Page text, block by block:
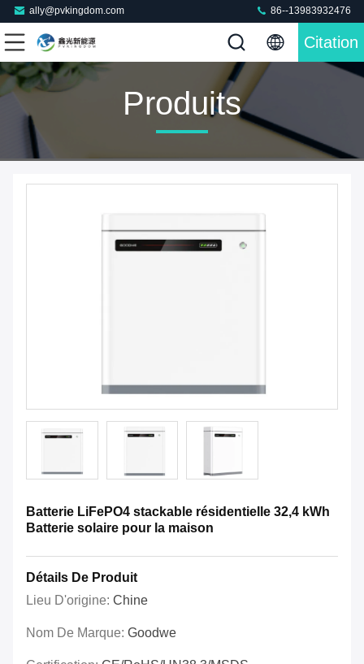
ally@pvkingdom.com 86--13983932476
Citation
Produits
Batterie LiFePO4 stackable résidentielle 32,4 kWh
Batterie solaire pour la maison
Détails De Produit
Lieu D'origine: Chine
Nom De Marque: Goodwe